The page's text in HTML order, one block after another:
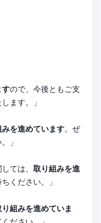
すので、今後ともご支
ます。」
を進めています。ぜ
」
ては、 取り組みを進
ください。」
り組みを進めていま